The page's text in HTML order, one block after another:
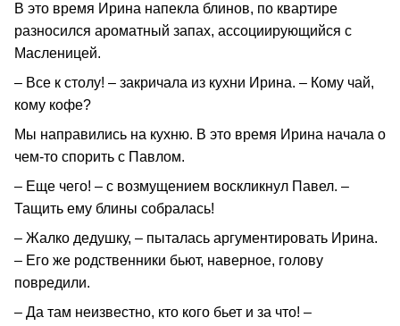
В это время Ирина напекла блинов, по квартире
разносился ароматный запах, ассоциирующийся с
Масленицей.
– Все к столу! – закричала из кухни Ирина. – Кому чай,
кому кофе?
Мы направились на кухню. В это время Ирина начала о
чем-то спорить с Павлом.
– Еще чего! – с возмущением воскликнул Павел. –
Тащить ему блины собралась!
– Жалко дедушку, – пыталась аргументировать Ирина.
– Его же родственники бьют, наверное, голову
повредили.
– Да там неизвестно, кто кого бьет и за что! –